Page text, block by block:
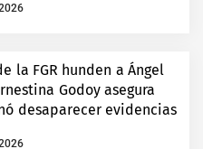
la FGR hunden a Ángel
Godoy asegura
desaparecer evidencias